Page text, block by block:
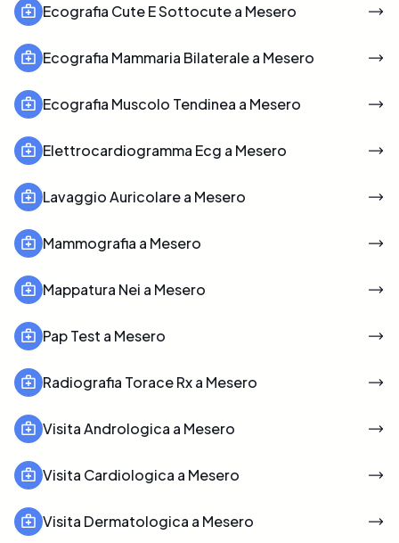
Ecografia Cute E Sottocute a Mesero
Ecografia Mammaria Bilaterale a Mesero
Ecografia Muscolo Tendinea a Mesero
Elettrocardiogramma Ecg a Mesero
Lavaggio Auricolare a Mesero
Mammografia a Mesero
Mappatura Nei a Mesero
Pap Test a Mesero
Radiografia Torace Rx a Mesero
Visita Andrologica a Mesero
Visita Cardiologica a Mesero
Visita Dermatologica a Mesero